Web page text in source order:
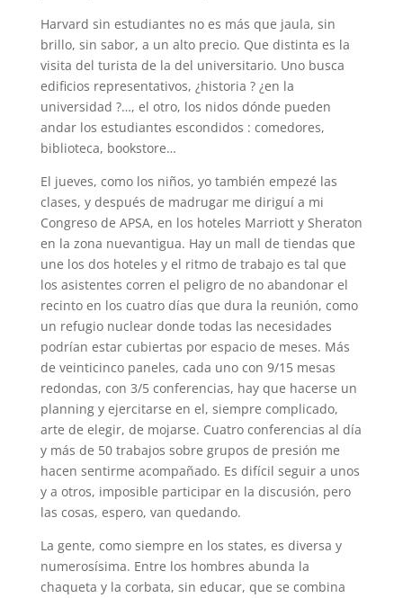
Harvard sin estudiantes no es más que jaula, sin
brillo, sin sabor, a un alto precio. Que distinta es la
visita del turista de la del universitario. Uno busca
edificios representativos, ¿historia ? ¿en la
universidad ?…, el otro, los nidos dónde pueden
andar los estudiantes escondidos : comedores,
biblioteca, bookstore…
El jueves, como los niños, yo también empezé las
clases, y después de madrugar me diriguí a mi
Congreso de APSA, en los hoteles Marriott y Sheraton
en la zona nuevantigua. Hay un mall de tiendas que
une los dos hoteles y el ritmo de trabajo es tal que
los asistentes corren el peligro de no abandonar el
recinto en los cuatro días que dura la reunión, como
un refugio nuclear donde todas las necesidades
podrían estar cubiertas por espacio de meses. Más
de veinticinco paneles, cada uno con 9/15 mesas
redondas, con 3/5 conferencias, hay que hacerse un
planning y ejercitarse en el, siempre complicado,
arte de elegir, de mojarse. Cuatro conferencias al día
y más de 50 trabajos sobre grupos de presión me
hacen sentirme acompañado. Es difícil seguir a unos
y a otros, imposible participar en la discusión, pero
las cosas, espero, van quedando.
La gente, como siempre en los states, es diversa y
numerosísima. Entre los hombres abunda la
chaqueta y la corbata, sin educar, que se combina